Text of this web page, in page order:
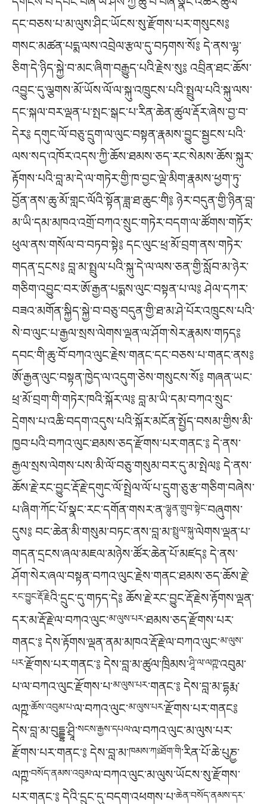
དང་བཅས་པ་མ་ལུས་ཤིང་ཡོངས་སུ་རྫོགས་པར་གསུངས༔
གསང་མཚན་པདྨ་ལས་འབྲེལ་རྩལ་དུ་བཏགས་སོ༔ དེ་ནས་ལྷ་
ཅིག་དེ་ཉིད་སྐྱེ་བ་མང་ཞིག་བརྒྱུད་པའི་རྗེས་སུ༔ འབྲིན་ཐང་ཆོས་
འབྱུང་དུ་ལྕགས་མོ་ཡོས་ལོ་ལ་སྐུ་འཁྲུངས་པའི་སྤྲུལ་པའི་སྐུ་ལས་
དང་སྐལ་བར་ལྡན་པ་སྤང་སྒང་པ་རིན་ཆེན་ཚུལ་རྡོར་ཞེས་བྱ་བ་
དེར༔ དགུང་ལོ་བཅུ་དྲུག་ལ་ལུང་བསྟན་རྣམས་བྱུང་སྦྱངས་པའི་
ལས་སད་འཁོར་འདས་ཀྱི་ཆོས་ཐམས་ཅད་རང་སེམས་ཆོས་སྐུར་
རྟོགས་པའི་བླ་མ་དེ་ལ་གཏེར་གྱི་ཁ་བྱང་ལྡེ་མིག་རྣམས་ཕྱག་ཏུ་
བྱོན་ནས་ཆུ་མོ་གླང་ལོའི་སྟོན་ཟླ་ཐ་ཆུང་གི༔ ཉེར་བདུན་གྱི་ཉིན་བླ་
མ་ཡི་དམ་མཁའ་འགྲོ་བཀའ་སྲུང་གཏེར་བདག་ལ་ཚོགས་གཏོར་
ཕུལ་ནས་གསོལ་བ་བཏབ་སྟེ༔ དང་ལུང་ཕྲ་མོ་བྲག་ནས་གཏེར་
གདན་དྲངས༔ བླ་མ་སྤྲུལ་པའི་སྐུ་དེ་ལ་ལས་ཅན་གྱི་སློབ་མ་ཉེར་
གཅིག་འབྱུང་བར་ཨོ་རྒྱན་པདྨས་ལུང་བསྟན་པ་ལ༔ ཤེལ་དཀར་
བཟའ་མགོན་སྐྱིད་སྐྱེ་བ་བཅུ་བདུན་གྱི་ཐ་མ་ཤེ་པོར་འཁྲུངས་པའི་
སེ་བ་ལུང་པ་རྒྱལ་སྲས་ལེགས་ལྡན་ལ་ཤོག་སེར་རྣམས་གཏད༔
དབང་གི་ཆུ་བོ་བཀའ་ལུང་རྗེས་གནང་དང་བཅས་པ་གནང་ནས༔
ཨོ་རྒྱན་ལུང་བསྟན་ཁྱེད་ལ་འདུག་ཅེས་གསུངས་སོ༔ གཞན་ཡང་
ཕྲ་མོ་བྲག་གི་གཏེར་ཁའི་སྐོར་ལ༔ བླ་མ་ཡི་དམ་བཀའ་སྲུང་
དྲེགས་པ་འཆི་བདག་འདུས་པའི་སྐོར་མངོན་སྤྱོད་བསམ་གྱིས་མི་
ཁྱབ་པའི་བཀའ་ལུང་ཐམས་ཅད་རྫོགས་པར་གནང་༔ དེ་ནས་
རྒྱལ་སྲས་ལེགས་པས་མི་ལོ་བཅུ་གསུམ་བར་དུ་མ་སྤེལ༔ དེ་ནས་
ཆོས་རྗེ་རང་བྱུང་རྡོ་རྗེ་དགུང་ལོ་སྤྲེལ་ལོ་པ་དྲུག་ཅུ་རྩ་གཅིག་བཞེས་
པ་ཞིག་ཀོང་པོ་སྣང་རང་དགོན་གསར་ན་ལྷུན་གྲུབ་སྟེང་བཞུགས་
དུས༔ བང་ཆེན་མི་གསུམ་བཏང་ནས་བླ་མ་སྤྲུལ་སྐུ་ལེགས་ལྡན་པ་
གདན་དྲངས་ཞལ་མཇལ་མཉེས་ཚོར་ཆེན་པོ་མཛད༔ དེ་ནས་
ཤོག་སེར་ཞལ་བསྟན་བཀའ་ལུང་རྗེས་གནང་ཐམས་ཅད་ཆོས་རྗེ་
རང་བྱུང་རྡོ་རྗེའི་དྲུང་དུ་གཏད་དེ༔ ཆོས་རྗེ་རང་བྱུང་རྡོ་རྗེས་རྟོགས་ལྡན་
དར་མ་རྡོ་རྗེ་ལ་བཀའ་ལུང་མ་ལུས་པར་ཐམས་ཅད་རྫོགས་པར་
གནང་༔ དེས་རྟོགས་ལྡན་ནམ་མཁའ་རྡོ་རྗེ་ལ་བཀའ་ལུང་མ་ལུས་
པར་རྫོགས་པར་གནང་༔ དེས་བླ་མ་ཚུལ་ཁྲིམས་ཤཱི་ལ་ལཀྵ་འབུམ་
པ་ལ་བཀའ་ལུང་རྫོགས་པ་མ་ལུས་པར་གནང་༔ དེས་བླ་མ་དྷརྨ་
ལཀྵ་ཆོས་འབུམ་པ་ལ་བཀའ་ལུང་མ་ལུས་པར་རྫོགས་པར་གནང༔
དེས་བླ་མ་བུདྡྷ་ཤྲཱི་སངས་རྒྱས་དཔལ་ལ་བཀའ་ལུང་མ་ལུས་པར་
རྫོགས་པར་གནང་༔ དེས་བླ་མ་ཁམས་ཀཿཐོག་གི་རིན་པོ་ཆེ་པུཎྱ་
ལཀྵ་བསོད་ནམས་འབུམ་ལ་བཀའ་ལུང་མ་ལུས་ཡོངས་སུ་རྫོགས་
པར་གནང་༔ དེའི་དྲུང་དུ་བདག་འཕགས་པ་ཆེན་བསོད་ནམས་དར་